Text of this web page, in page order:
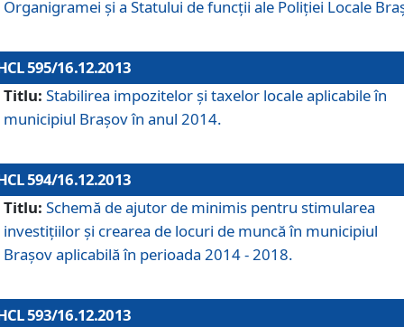
Organigramei şi a Statului de funcţii ale Poliţiei Locale
595/16.12.2013
Titlu: Stabilirea impozitelor şi taxelor locale aplicabile în
municipiul Braşov în anul 2014.
594/16.12.2013
Titlu: Schemă de ajutor de minimis pentru stimularea
investiţiilor şi crearea de locuri de muncă în municipiul
Braşov aplicabilă în perioada 2014 - 2018.
593/16.12.2013